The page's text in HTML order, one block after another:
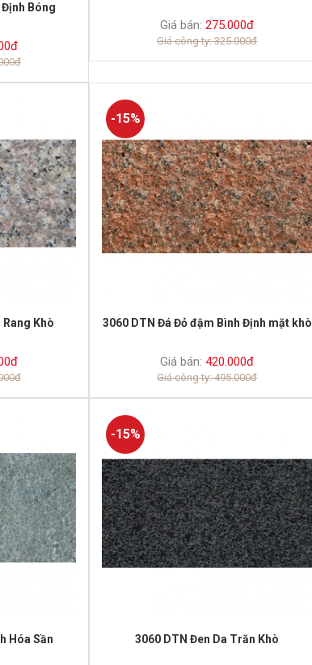
Bóng
Giá bán: 275.000đ
Giá công ty: 325.000đ
Khò
-15%
3060 DTN Đá Đỏ đậm Bình Định mặt khò
Giá bán: 420.000đ
Giá công ty: 495.000đ
Hóa Sần
-15%
3060 DTN Đen Da Trăn Khò